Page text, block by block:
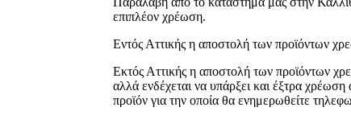
επιπλέον χρέωση.
Εντός Αττικής η αποστολή των προϊόντων
Εκτός Αττικής η αποστολή των προϊόντων
αλλά ενδέχεται να υπάρξει και έξτρα χρέωση
προϊόν για την οποία θα ενημερωθείτε